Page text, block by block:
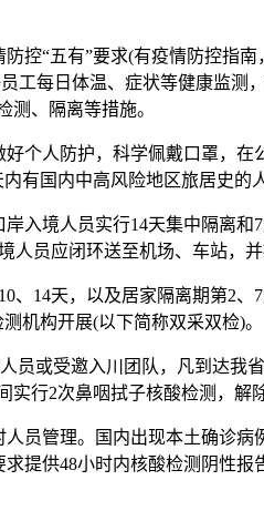
控“五有”要求(有疫情防控指
工每日体温、症状等健康监
测、隔离等措施。
个人防护，科学佩戴口罩，
有国内中高风险地区旅居史的
入境人员实行14天集中隔离
员应闭环送至机场、车站，
、14天，以及居家隔离期第2
机构开展(以下简称双采双检)。
员或受邀入川团队，凡到达
行2次鼻咽拭子核酸检测，解
员管理。国内出现本土确诊
提供48小时内核酸检测阴性